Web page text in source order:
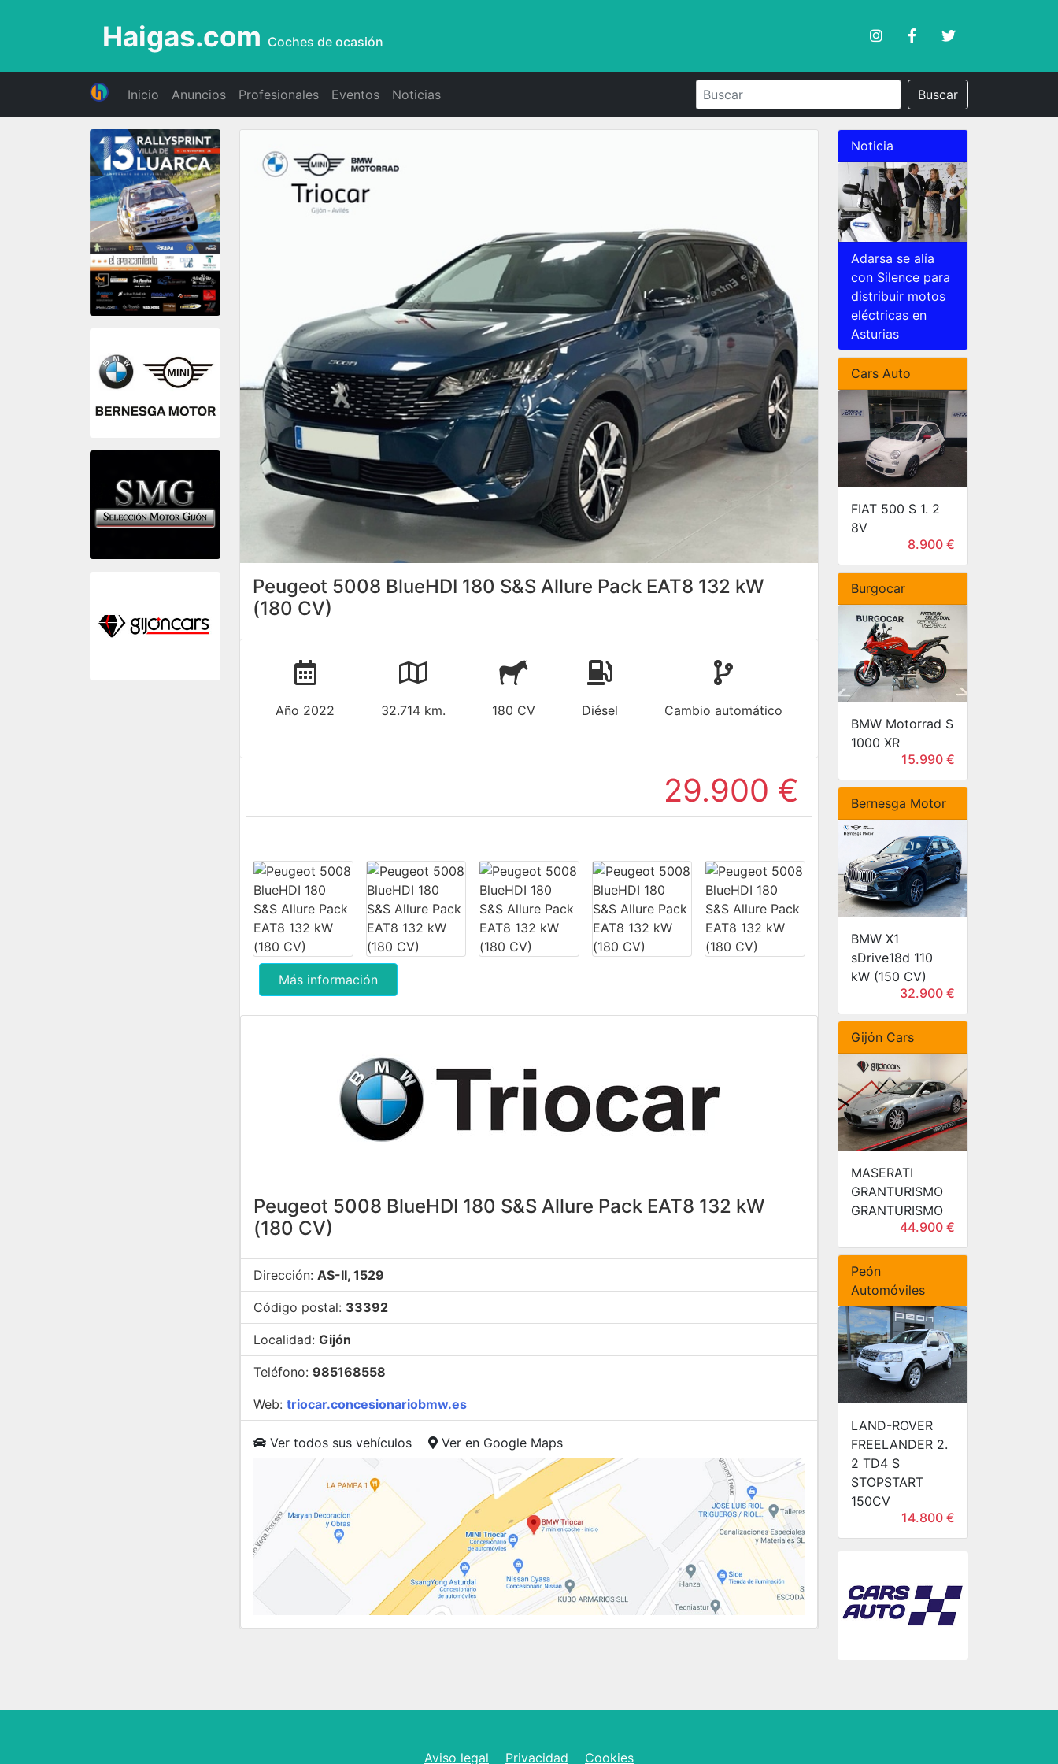
Haigas.com Coches de ocasión
Inicio Anuncios Profesionales Eventos Noticias Buscar
Peugeot 5008 BlueHDI 180 S&S Allure Pack EAT8 132 kW
(180 CV)
Año 2022 32.714 km. 180 CV Diésel Cambio automático
29.900 €
Más información
Peugeot 5008 BlueHDI 180 S&S Allure Pack EAT8 132 kW
(180 CV)
Dirección: AS-II, 1529
Código postal: 33392
Localidad: Gijón
Teléfono: 985168558
Web: triocar.concesionariobmw.es
Ver todos sus vehículos Ver en Google Maps
Noticia
Adarsa se alía
con Silence para
distribuir motos
eléctricas en
Asturias
Cars Auto
FIAT 500 S 1. 2
8V
8.900 €
Burgocar
BMW Motorrad S
1000 XR
15.990 €
Bernesga Motor
BMW X1
sDrive18d 110
kW (150 CV)
32.900 €
Gijón Cars
MASERATI
GRANTURISMO
GRANTURISMO
44.900 €
Peón
Automóviles
LAND-ROVER
FREELANDER 2.
2 TD4 S
STOPSTART
150CV
14.800 €
Aviso legal Privacidad Cookies